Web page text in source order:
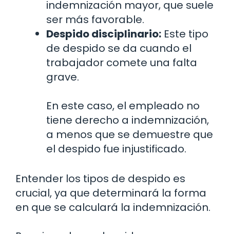
indemnización mayor, que suele
ser más favorable.
Despido disciplinario: Este tipo
de despido se da cuando el
trabajador comete una falta
grave.
En este caso, el empleado no
tiene derecho a indemnización,
a menos que se demuestre que
el despido fue injustificado.
Entender los tipos de despido es
crucial, ya que determinará la forma
en que se calculará la indemnización.